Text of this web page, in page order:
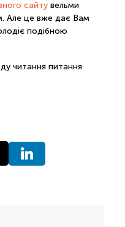
сайтувельми
Але це вже дає Вам
подібною
читання питання